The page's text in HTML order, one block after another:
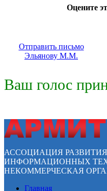
Оцените
Отправить письмо
Эльянову М.М.
Ваш голос
АССОЦИАЦИЯ
ИНФОРМАЦИОННЫХ
НЕКОММЕРЧЕСКАЯ
Главная